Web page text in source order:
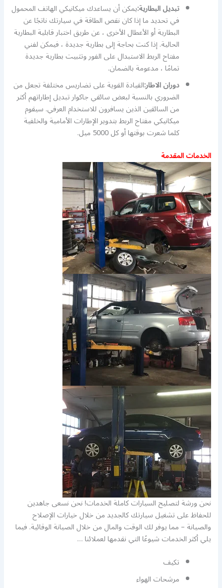
تبديل البطارية:يمكن أن يساعدك ميكانيكي الهاتف المحمول
في تحديد ما إذا كان نقص الطاقة في سيارتك ناتجًا عن
البطارية أو الأعطال الأخرى ، عن طريق اختبار قابلية البطارية
الحالية. إذا كنت بحاجة إلى بطارية جديدة ، فيمكن لفني
مفتاح الربط الاستبدال على الفور وتثبيت بطارية جديدة
تمامًا ، مدعومة بالضمان.
دوران الاطار:القيادة القوية على تضاريس مختلفة تجعل من
الضروري بالنسبة لبعض سائقي جاكوار تبديل إطاراتهم أكثر
من السائقين الذين يسافرون للاستخدام العرفي. سيقوم
ميكانيكي مفتاح الربط بتدوير الإطارات الأمامية والخلفية
كلما شعرت بوقتها أو كل 5000 ميل.
الخدمات المقدمة
نحن ورشة لتصليح السيارات كاملة الخدمات! نحن نسعى جاهدين
للحفاظ على تشغيل سيارتك كالجديد من خلال خيارات الإصلاح
والصيانة – مما يوفر لك الوقت والمال من خلال الصيانة الوقائية. فيما
يلي أكثر الخدمات شيوعًا التي نقدمها لعملائنا …
تكيف
مرشحات الهواء